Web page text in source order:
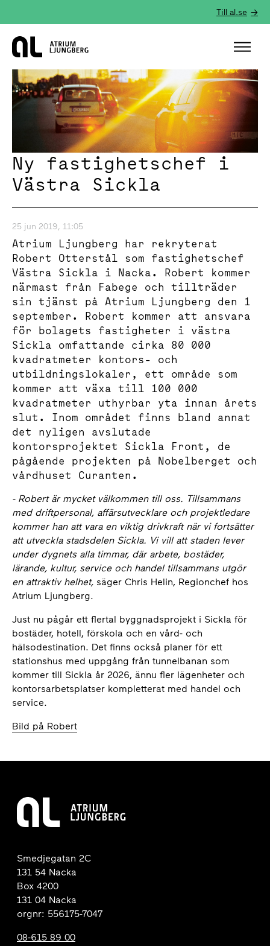
Till al.se
Hem
Ny fastighetschef i
Västra Sickla
25 jun 2019, 11:05
Atrium Ljungberg har rekryterat
Robert Otterstål som fastighetschef
Västra Sickla i Nacka. Robert kommer
närmast från Fabege och tillträder
sin tjänst på Atrium Ljungberg den 1
september. Robert kommer att ansvara
för bolagets fastigheter i västra
Sickla omfattande cirka 80 000
kvadratmeter kontors- och
utbildningslokaler, ett område som
kommer att växa till 100 000
kvadratmeter uthyrbar yta innan årets
slut. Inom området finns bland annat
det nyligen avslutade
kontorsprojektet Sickla Front, de
pågående projekten på Nobelberget och
vårdhuset Curanten.
- Robert är mycket välkommen till oss. Tillsammans
med driftpersonal, affärsutvecklare och projektledare
kommer han att vara en viktig drivkraft när vi fortsätter
att utveckla stadsdelen Sickla. Vi vill att staden lever
under dygnets alla timmar, där arbete, bostäder,
lärande, kultur, service och handel tillsammans utgör
en attraktiv helhet, säger Chris Helin, Regionchef hos
Atrium Ljungberg.
Just nu pågår ett flertal byggnadsprojekt i Sickla för
bostäder, hotell, förskola och en vård- och
hälsodestination. Det finns också planer för ett
stationshus med uppgång från tunnelbanan som
kommer till Sickla år 2026, ännu fler lägenheter och
kontorsarbetsplatser kompletterat med handel och
service.
Bild på Robert
Smedjegatan 2C
131 54 Nacka
Box 4200
131 04 Nacka
orgnr: 556175-7047
08-615 89 00